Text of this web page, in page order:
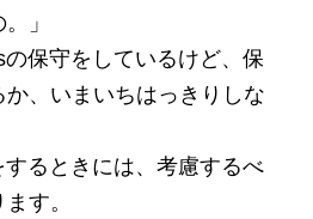
」
の保守をしているけど、保
、いまいちはっきりしな
るときには、考慮するべ
す。